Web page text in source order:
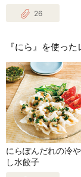
26
『にら』を使った
にらぽんだれの冷や
し水餃子